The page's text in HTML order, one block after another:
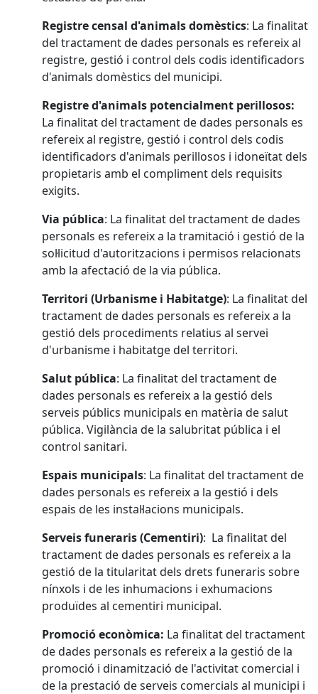
Registre censal d'animals domèstics: La finalitat
del tractament de dades personals es refereix al
registre, gestió i control dels codis identificadors
d'animals domèstics del municipi.
Registre d'animals potencialment perillosos:
La finalitat del tractament de dades personals es
refereix al registre, gestió i control dels codis
identificadors d'animals perillosos i idoneïtat dels
propietaris amb el compliment dels requisits
exigits.
Via pública: La finalitat del tractament de dades
personals es refereix a la tramitació i gestió de la
sol·licitud d'autoritzacions i permisos relacionats
amb la afectació de la via pública.
Territori (Urbanisme i Habitatge): La finalitat del
tractament de dades personals es refereix a la
gestió dels procediments relatius al servei
d'urbanisme i habitatge del territori.
Salut pública: La finalitat del tractament de
dades personals es refereix a la gestió dels
serveis públics municipals en matèria de salut
pública. Vigilància de la salubritat pública i el
control sanitari.
Espais municipals: La finalitat del tractament de
dades personals es refereix a la gestió i dels
espais de les instal·lacions municipals.
Serveis funeraris (Cementiri): La finalitat del
tractament de dades personals es refereix a la
gestió de la titularitat dels drets funeraris sobre
nínxols i de les inhumacions i exhumacions
produïdes al cementiri municipal.
Promoció econòmica: La finalitat del tractament
de dades personals es refereix a la gestió de la
promoció i dinamització de l'activitat comercial i
de la prestació de serveis comercials al municipi i